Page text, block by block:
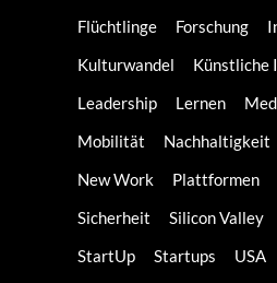
Flüchtlinge
Forschung
Kulturwandel
Künstliche
Leadership
Lernen
Mobilität
Nachhaltigkeit
New Work
Plattformen
Sicherheit
Silicon Valley
StartUp
Startups USA